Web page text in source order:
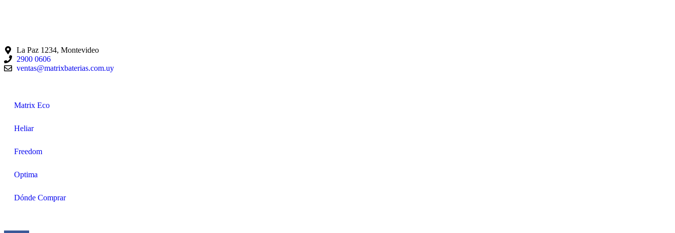
La Paz 1234, Montevideo
2900 0606
ventas@matrixbaterias.com.uy
Matrix Eco
Heliar
Freedom
Optima
Dónde Comprar